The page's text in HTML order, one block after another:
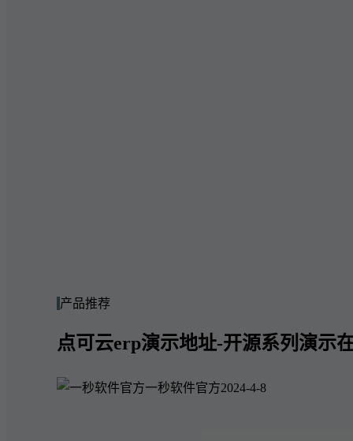
产品推荐
点可云erp演示地址-开源系列演示
一秒软件官方2024-4-8